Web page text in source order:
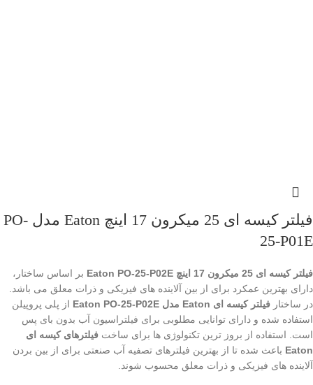
فیلتر کیسه ای 25 میکرون 17 اینچ Eaton مدل PO-
25-P01E
فیلتر کیسه ای 25 میکرون 17 اینچ Eaton PO-25-P02E
بر اساس ساختار،
دارای بهترین عمکرد برای از بین آلاینده های فیزیکی و ذرات معلق می باشد.
در ساختار فیلتر کیسه ای Eaton مدل Eaton PO-25-P02E
از پلی پروپیلن
استفاده شده و دارای توانایی مطلوبی برای فیلتراسیون آب بدون بای پس
است. استفاده از بروز ترین تکنولوژی ها برای ساخت فیلترهای کیسه ای
Eaton باعث شده تا از بهترین فیلترهای تصفیه آب صنعتی برای از بین بردن
آلاینده های فیزیکی و ذرات معلق محسوب شوند.